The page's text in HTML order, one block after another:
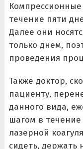
течение пяти
Далее они
только днем,
проведения
Также доктор,
пациенту,
данного вида,
шагом в
лазерной
сидеть, держать